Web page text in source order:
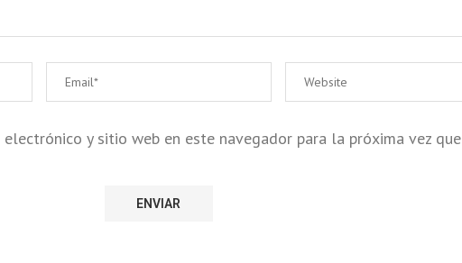
electrónico y sitio web en este navegador para la próxima vez que